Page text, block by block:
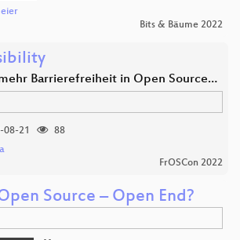
Bits & Bäume 2022
Barrierefreiheit in Open Source…
08-21
88
FrOSCon 2022
Source – Open End?